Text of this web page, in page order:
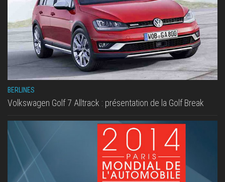
BERLINES
Volkswagen Golf 7 Alltrack : présentation de la Golf Break